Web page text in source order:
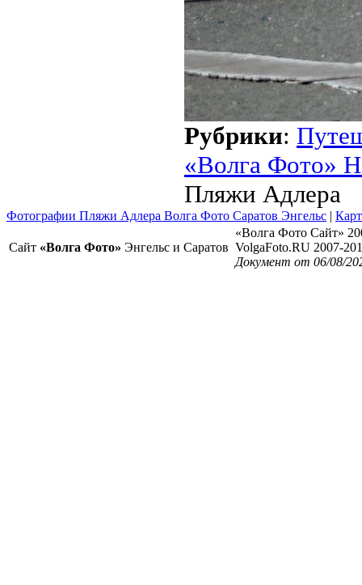
Рубрики:
«Волга Фото»
Пляжи Адлера
Фотографии Пляжи Адлера Волга Фото Саратов Энгельс |
Сайт «Волга Фото» Энгельс и Саратов
«Волга Фото Сайт»
VolgaFoto.RU 2007-
Документ от 06/08/